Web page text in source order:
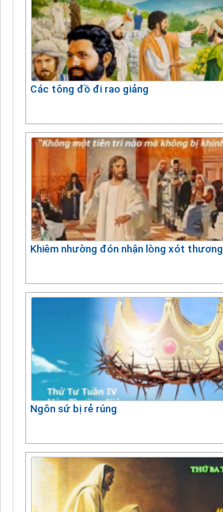
Các tông đồ đi rao giảng
Khiêm nhường đón nhận lòng xót thương
Ngôn sứ bị rẻ rúng